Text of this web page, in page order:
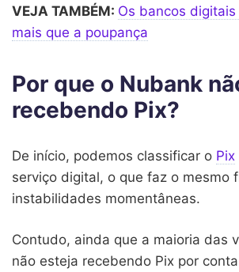
VEJA TAMBÉM: Os bancos
mais que a poupança
Por que o Nubank
recebendo Pix?
De início, podemos classificar o Pix
serviço digital, o que faz o mesmo
instabilidades momentâneas.
Contudo, ainda que a maioria das
não esteja recebendo Pix por